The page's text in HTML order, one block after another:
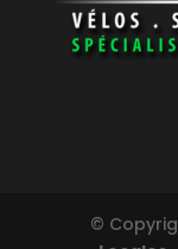
©